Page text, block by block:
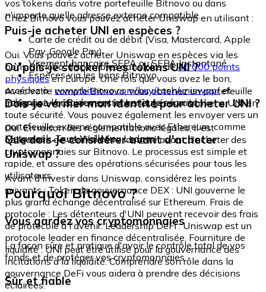
vos tokens dans votre portefeuille Bitnovo ou dans
n'importe quelle adresse externe compatible.
Chez Bitnovo vous pouvez acheter Uniswap en utilisant :
Carte de crédit ou de débit (Visa, Mastercard, Apple
Pay, Google Pay)
Virement bancaire SEPA ou SEPA Instantané
Espèces via les bons Bitnovo
Puis-je acheter UNI en espèces ?
Oui. Vous pouvez acheter Uniswap en espèces via les
bons Bitnovo, disponibles dans plus de40 000 points
physiquesen Europe. Une fois que vous avez le bon,
accédez à : www.bitnovo.com/buy/cash/uniswap/et
échangez-le rapidement et en toute sécurité.
Où puis-je stocker mes tokens UNI ?
Avec votre compte Bitnovo, vous obtenez un portefeuille
intégré où vous pouvez stocker et gérer vos tokens UNI en
toute sécurité. Vous pouvez également les envoyer vers un
portefeuille externe compatible avec Ethereum, comme
Metamask, Trust Wallet ou Ledger.
Dois-je vérifier mon identité pour acheter UNI ?
Oui. En raison des réglementations légales, il est
obligatoire de vérifier votre identité avant d'acheter des
cryptomonnaies sur Bitnovo. Le processus est simple et
rapide, et assure des opérations sécurisées pour tous les
utilisateurs.
Que dois-je considérer avant d'acheter
Uniswap ?
Avant d'investir dans Uniswap, considérez les points
suivants : Token de gouvernance DEX : UNI gouverne le
plus grand échange décentralisé sur Ethereum. Frais de
protocole : Les détenteurs d'UNI peuvent recevoir des frais
de protocole à l'avenir. Leadership DeFi : Uniswap est un
protocole leader en finance décentralisée. Fourniture de
liquidité : UNI peut être utilisé pour la gouvernance des
incitations à la liquidité. Comprendre son rôle dans la
gouvernance DeFi vous aidera à prendre des décisions
éclairées.
Pourquoi Bitnovo ?
Vous gardez vos cryptomonnaies
La façon sûre et pratique d'avoir le contrôle total de vos
fonds et de protéger vos cryptomonnaies.
Sûr et fiable